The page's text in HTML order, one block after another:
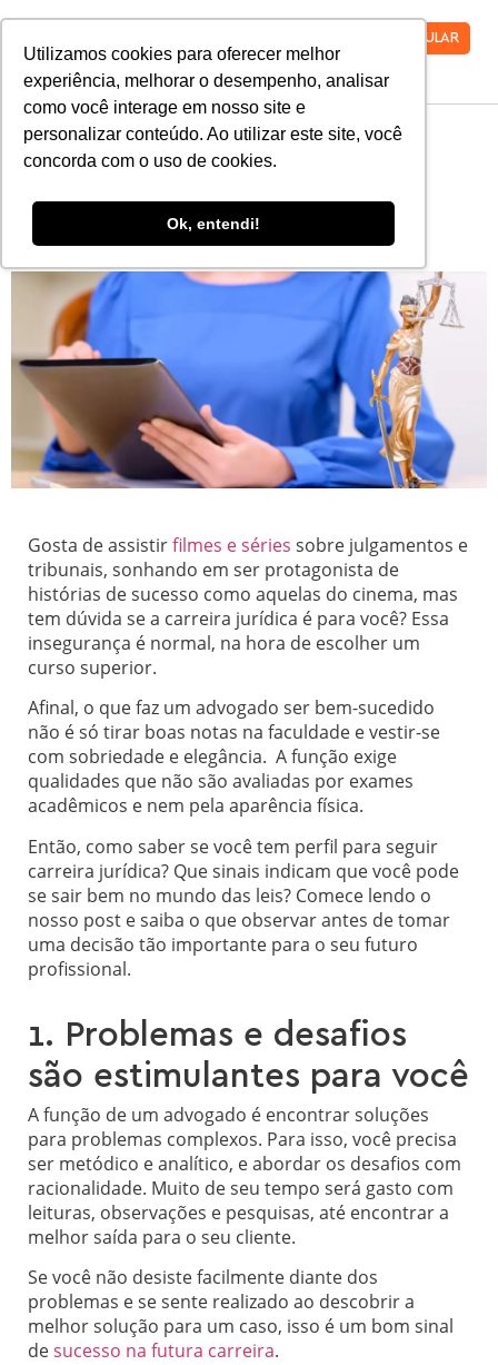
Utilizamos cookies para oferecer melhor
experiência, melhorar o desempenho, analisar
como você interage em nosso site e
personalizar conteúdo. Ao utilizar este site, você
concorda com o uso de cookies.
Ok, entendi!
VESTIBULAR
9 sinais de que você tem
perfil para seguir carreira
jurídica
Gosta de assistirfilmes e séries sobre julgamentos e
tribunais, sonhando em ser protagonista de
histórias de sucesso como aquelas do cinema, mas
tem dúvida se a carreira jurídica é para você? Essa
insegurança é normal, na hora de escolher um
curso superior.
Afinal, o que faz um advogado ser bem-sucedido
não é só tirar boas notas na faculdade e vestir-se
com sobriedade e elegância. A função exige
qualidades que não são avaliadas por exames
acadêmicos e nem pela aparência física.
Então, como saber se você tem perfil para seguir
carreira jurídica? Que sinais indicam que você pode
se sair bem no mundo das leis? Comece lendo o
nosso post e saiba o que observar antes de tomar
uma decisão tão importante para o seu futuro
profissional.
1. Problemas e desafios
são estimulantes para você
A função de um advogado é encontrar soluções
para problemas complexos. Para isso, você precisa
ser metódico e analítico, e abordar os desafios com
racionalidade. Muito de seu tempo será gasto com
leituras, observações e pesquisas, até encontrar a
melhor saída para o seu cliente.
Se você não desiste facilmente diante dos
problemas e se sente realizado ao descobrir a
melhor solução para um caso, isso é um bom sinal
desucesso na futura carreira.